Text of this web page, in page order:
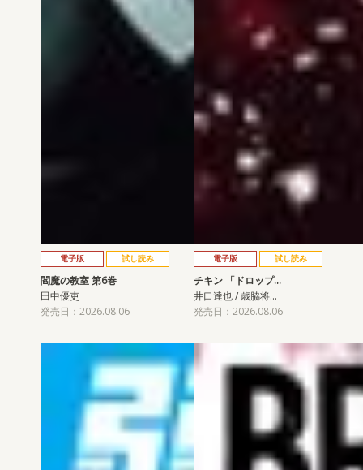
電子版 試し読み
閻魔の教室 第6巻
田中優吏
発売日：2026.08.06
電子版 試し読み
チキン 「ドロップ…
井口達也 / 歳脇将…
発売日：2026.08.06